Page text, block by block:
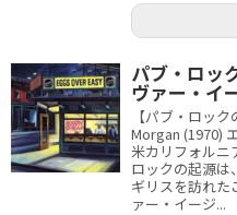
パブ・ロッ
ヴァー・イ
【パブ・ロッ
Morgan (1970)
米カリフォルニ
ロックの起源は
ギリスを訪れた
ァー・イージ...